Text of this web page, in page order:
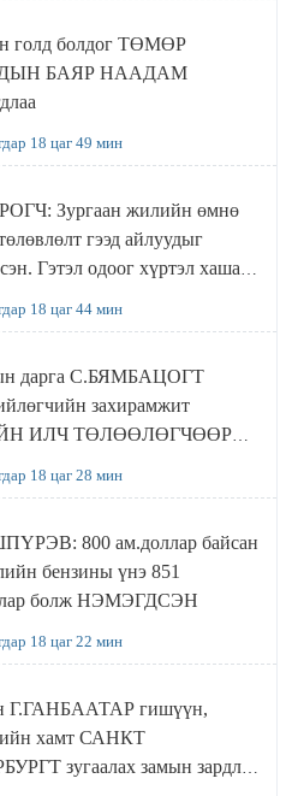
голд болдог ТӨМӨР
БАЯР НААДАМ
18 цаг 49 мин
Зургаан жилийн өмнө
гээд айлуудыг
Гэтэл одоог хүртэл хашаа
18 цаг 44 мин
дарга С.БЯМБАЦОГТ
захирамжит
ИЛЧ ТӨЛӨӨЛӨГЧӨӨР
18 цаг 28 мин
800 ам.доллар байсан
бензины үнэ 851
болж НЭМЭГДСЭН
18 цаг 22 мин
Г.ГАНБААТАР гишүүн,
хамт САНКТ
зугаалах замын зардлаа